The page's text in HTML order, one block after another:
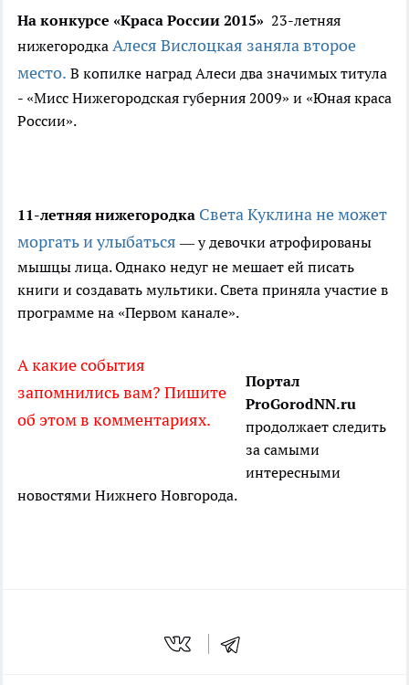
На конкурсе «Краса России 2015» 23-летняя
нижегородка Алеся Вислоцкая заняла второе
место. В копилке наград Алеси два значимых титула
- «Мисс Нижегородская губерния 2009» и «Юная краса
России».
11-летняя нижегородка Света Куклина не может
моргать и улыбаться — у девочки атрофированы
мышцы лица. Однако недуг не мешает ей писать
книги и создавать мультики. Света приняла участие в
программе на «Первом канале».
А какие события
запомнились вам? Пишите
об этом в комментариях.
Портал
ProGorodNN.ru
продолжает следить
за самыми
интересными
новостями Нижнего Новгорода.